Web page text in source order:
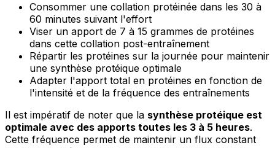
Consommer une collation protéinée dans les 30 à
60 minutes suivant l'effort
Viser un apport de 7 à 15 grammes de protéines
dans cette collation post-entraînement
Répartir les protéines sur la journée pour maintenir
une synthèse protéique optimale
Adapter l'apport total en protéines en fonction de
l'intensité et de la fréquence des entraînements
Il est impératif de noter que la synthèse protéique est
optimale avec des apports toutes les 3 à 5 heures.
Cette fréquence permet de maintenir un flux constant